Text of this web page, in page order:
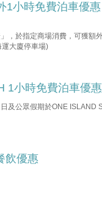
1小時免費泊車優惠
，於指定商場消費，可獲額
大廈停車場)
1小時免費泊車優惠
及公眾假期於ONE ISLAND
飲優惠